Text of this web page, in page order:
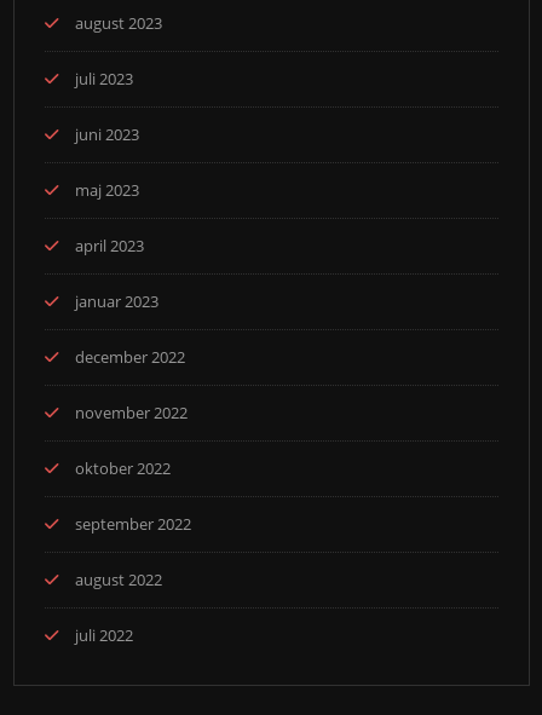
august 2023
juli 2023
juni 2023
maj 2023
april 2023
januar 2023
december 2022
november 2022
oktober 2022
september 2022
august 2022
juli 2022